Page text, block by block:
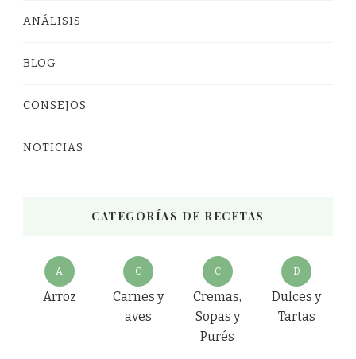
ANÁLISIS
BLOG
CONSEJOS
NOTICIAS
CATEGORÍAS DE RECETAS
A
Arroz
C
Carnes y
aves
C
Cremas,
Sopas y
Purés
D
Dulces y
Tartas